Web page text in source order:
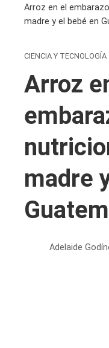
Arroz en el
madre y el bebé en
CIENCIA Y TECNOLOGÍA
Arroz
madre
Adelaide